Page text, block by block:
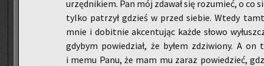
urzęd­ni­kiem. Pan mój zda­wał się ro­zu­mieć, o co
tylko pa­trzył gdzieś w przed sie­bie. Wtedy
mnie i do­bit­nie ak­cen­tu­jąc każde słowo
gdy­bym po­wie­dział, że byłem zdzi­wio­ny. A
i memu Panu, że mam mu zaraz po­wie­dzieć,